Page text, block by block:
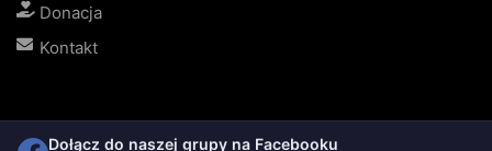
Donacja
Kontakt
Dołącz do naszej grupy na Facebooku